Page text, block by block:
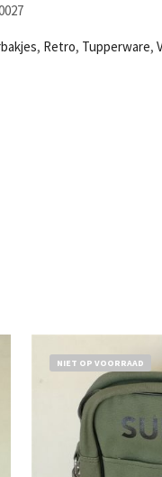
, Retro, Tupperware,
NIET OP VOORRAAD